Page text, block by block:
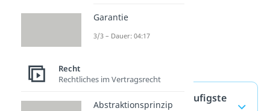
ex ante ex post — häufigste
Garantie
3/3 – Dauer: 04:17
Recht
Rechtliches im Vertragsrecht
Abstraktionsprinzip